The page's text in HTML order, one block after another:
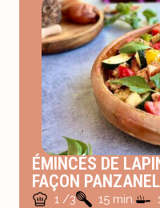
ÉMINCÉS DE
FAÇON
1 /3 15 min.